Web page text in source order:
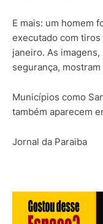
E mais: um homem
executado com
janeiro. As
segurança,
Municípios como
também aparecem
Jornal da Paraiba